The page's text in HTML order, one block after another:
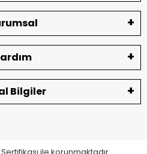
Bilgiler
ile korunmaktadır.